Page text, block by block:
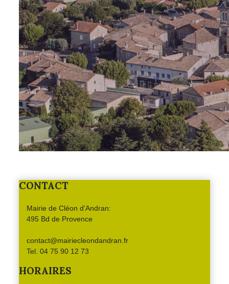
CONTACT
Mairie de Cléon d’Andran:
495 Bd de Provence
contact@mairiecleondandran.fr
Tel. 04 75 90 12 73
HORAIRES